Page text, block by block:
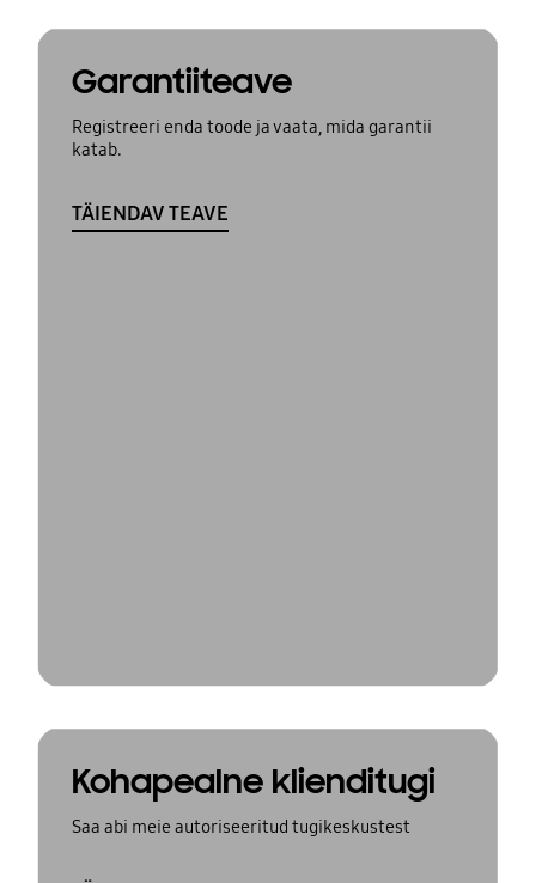
Garantiiteave
Registreeri enda toode ja vaata, mida garantii
katab.
TÄIENDAV TEAVE
Kohapealne klienditugi
Saa abi meie autoriseeritud tugikeskustest